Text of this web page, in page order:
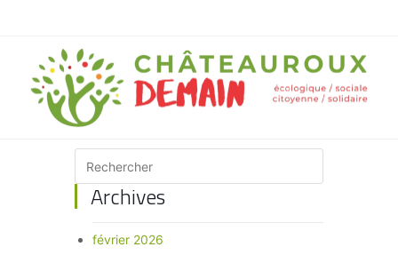
Archives
février 2026